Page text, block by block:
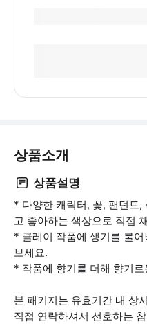
상품소개
상품설명
* 다양한 캐릭터, 꽃, 팬던트
고 좋아하는 색상으로 직접
* 클레이 작품에 생기를 불
보세요.
* 작품에 향기를 더해 향기
본 패키지는 유효기간 내 상
직접 연락하셔서 선호하는